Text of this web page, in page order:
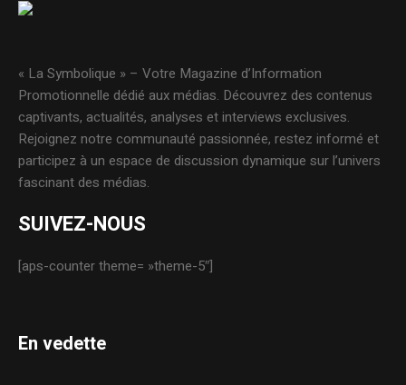
« La Symbolique » – Votre Magazine d’Information
Promotionnelle dédié aux médias. Découvrez des contenus
captivants, actualités, analyses et interviews exclusives.
Rejoignez notre communauté passionnée, restez informé et
participez à un espace de discussion dynamique sur l’univers
fascinant des médias.
SUIVEZ-NOUS
[aps-counter theme= »theme-5″]
En vedette